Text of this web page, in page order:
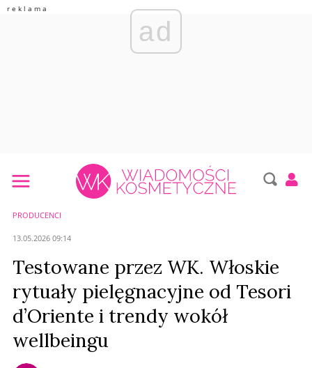
ad
PRODUCENCI
13.05.2026 09:14
Testowane przez WK. Włoskie
rytuały pielęgnacyjne od Tesori
d’Oriente i trendy wokół
wellbeingu